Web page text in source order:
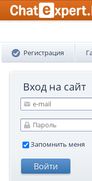
Регистрация
Вход на сайт
Запомнить меня